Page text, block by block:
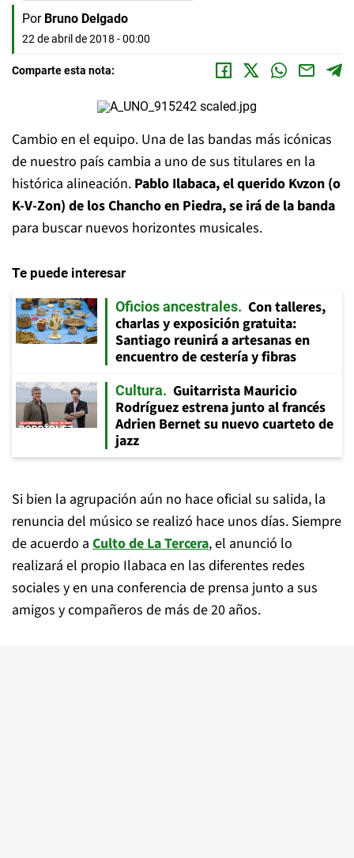
Por Bruno Delgado
22 de abril de 2018 - 00:00
Comparte esta nota:
Cambio en el equipo. Una de las bandas más icónicas
de nuestro país cambia a uno de sus titulares en la
histórica alineación. Pablo Ilabaca, el querido Kvzon (o
K-V-Zon) de los Chancho en Piedra, se irá de la banda
para buscar nuevos horizontes musicales.
Te puede interesar
Oficios ancestrales
Con talleres,
charlas y exposición gratuita:
Santiago reunirá a artesanas en
encuentro de cestería y fibras
Cultura
Guitarrista Mauricio
Rodríguez estrena junto al francés
Adrien Bernet su nuevo cuarteto de
jazz
Si bien la agrupación aún no hace oficial su salida, la
renuncia del músico se realizó hace unos días. Siempre
de acuerdo a Culto de La Tercera, el anunció lo
realizará el propio Ilabaca en las diferentes redes
sociales y en una conferencia de prensa junto a sus
amigos y compañeros de más de 20 años.